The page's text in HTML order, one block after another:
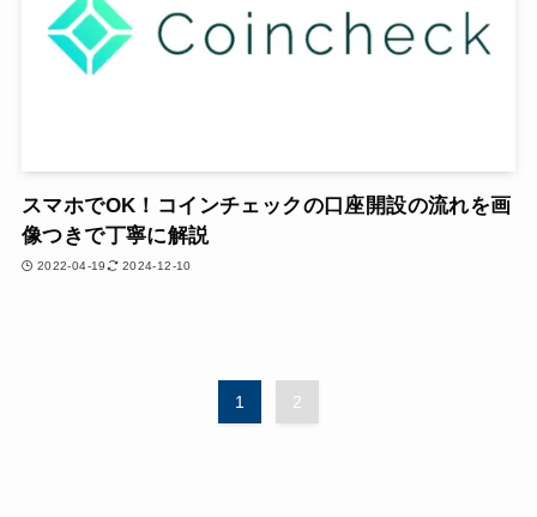
スマホでOK！コインチェックの口座開設の流れを画
像つきで丁寧に解説
2022-04-19 2024-12-10
1 2